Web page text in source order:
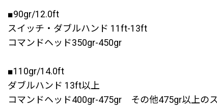
■90gr/12.0ft
スイッチ・ダブルハンド 11ft-13ft
コマンドヘッド350gr-450gr
■110gr/14.0ft
ダブルハンド 13ft以上
コマンドヘッド400gr-475gr その他475gr以上の